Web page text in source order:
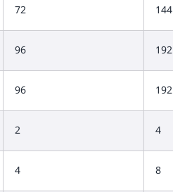
72 144
96 192
96 192
2 4
4 8